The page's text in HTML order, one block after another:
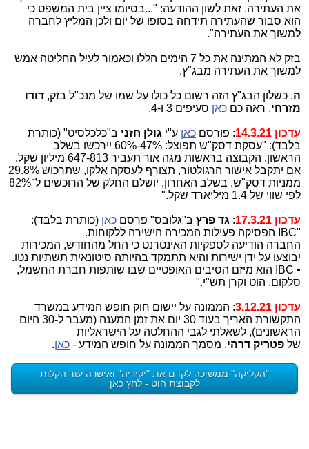
את העתירה. זאת לשון ההודעה: "...בסיומו ציין בית המשפט כי
הוא סבור שהעתירה תידחה בסופו של יום ולכן המליץ לחברה
למשוך את העתירה".
בזק לא המתינה את כל 7 הימים הללו וכאמור לעיל החליטה אמש
למשוך את העתירה מבג"ץ.
ה. כשלון הבג"ץ הזה רשום כל כולו על שמו של מנכ"ל בזק, דודו
מזרחי. ראה כם כאן סעיפים 3 ו-4.
עדכון 14.3.21 : פורסם כאן ע"י גולן חזני ב"כלכלסיט" (כותרת
בלבד): "עסקת דסק"ש תפוצל: 47%‑60% יירכשו בשלב
הראשון. הקבוצה בראשות מגה אור תעביר 813‑647 מיליון שקל.
אם יתקבל אישור הרגולטור, תצורף לעסקה אלקו, שתרכוש 29.8%
ממניות דסק"ש. בשלב האחרון, יושלם החלק של הרוכשים ל־82%
לפי שווי של 1.4 מיליארד שקל."
עדכון 17.3.21 : גד פרץ ב"גלובס" פרסם כאן (כותרת בלבד):
"IBC הפסיקה פעילות המכירה הישירה ללקוחות.
החברה הודיעה לספקיות האינטרנט כי החל מהחודש, המכירות
יבוצעו על ידן ישירות והיא תתמקד בהיותה סיטונאית תשתיות נטו.
• IBC הוא מיזם הסיבים האופטיים שבו שותפות חברת החשמל,
סלקום, הוט וקרן תש"י."
עדכון 3.12.21
: הממונה על יישום חוק חופש המידע במשרד
התקשורת האריך בעוד 30 יום את זמן המענה (מעבר ל-30 היום
הראשונים), לשאלתי לגבי ההחלטה על הישראליות
של פטריק דרהי. מסמך הממונה על חופש המידע - כאן.
"הקליקה" ממשיכה לקדם את "יקיריה" ואישרה עוד הקלות
לקבוצת הוט - לחץ כאן